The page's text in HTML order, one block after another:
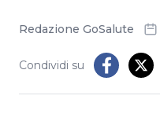
Redazione GoSalute
Condividi su